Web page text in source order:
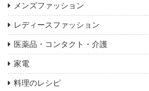
メンズファッション
レディースファッション
医薬品・コンタクト・介護
家電
料理のレシピ